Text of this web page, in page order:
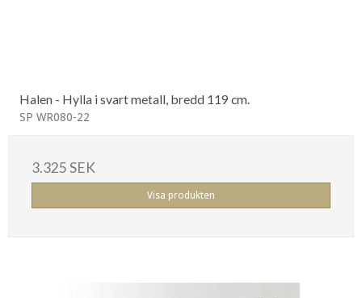
Halen - Hylla i svart metall, bredd 119 cm.
SP WR080-22
3.325 SEK
Visa produkten